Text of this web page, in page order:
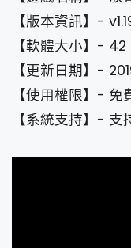
【版本資訊】-
【軟體大小】-
【更新日期】-
【使用權限】- 免
【系統支持】-